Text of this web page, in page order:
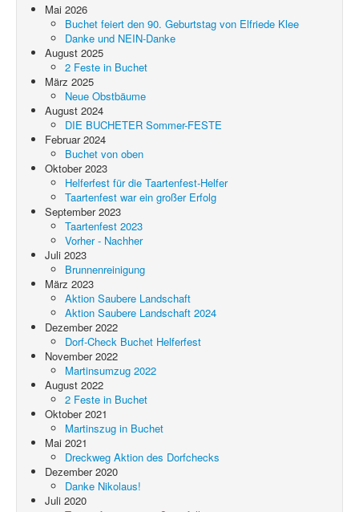
Mai 2026
Buchet feiert den 90. Geburtstag von Elfriede Klee
Danke und NEIN-Danke
August 2025
2 Feste in Buchet
März 2025
Neue Obstbäume
August 2024
DIE BUCHETER Sommer-FESTE
Februar 2024
Buchet von oben
Oktober 2023
Helferfest für die Taartenfest-Helfer
Taartenfest war ein großer Erfolg
September 2023
Taartenfest 2023
Vorher - Nachher
Juli 2023
Brunnenreinigung
März 2023
Aktion Saubere Landschaft
Aktion Saubere Landschaft 2024
Dezember 2022
Dorf-Check Buchet Helferfest
November 2022
Martinsumzug 2022
August 2022
2 Feste in Buchet
Oktober 2021
Martinszug in Buchet
Mai 2021
Dreckweg Aktion des Dorfchecks
Dezember 2020
Danke Nikolaus!
Juli 2020